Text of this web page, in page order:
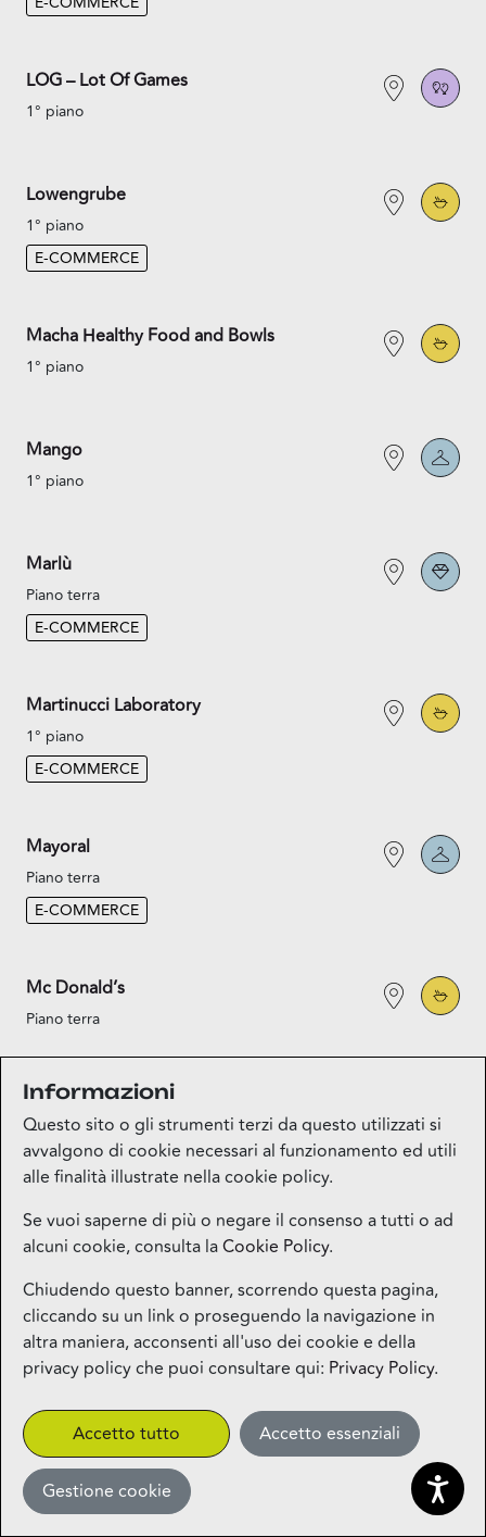
LOG – Lot Of Games
1° piano
Lowengrube
1° piano
E-COMMERCE
Macha Healthy Food and Bowls
1° piano
Mango
1° piano
Marlù
Piano terra
E-COMMERCE
Martinucci Laboratory
1° piano
E-COMMERCE
Mayoral
Piano terra
E-COMMERCE
Mc Donald’s
Piano terra
Medi-market
Piano terra
Mila Beauty Lounge
Piano terra
Milos – Greek Food – Coming
Soon
1° piano
CLICK&COLLECT
Miniso
Informazioni
Questo sito o gli strumenti terzi da questo utilizzati si
avvalgono di cookie necessari al funzionamento ed utili
alle finalità illustrate nella cookie policy.
Se vuoi saperne di più o negare il consenso a tutti o ad
alcuni cookie, consulta laCookie Policy.
Chiudendo questo banner, scorrendo questa pagina,
cliccando su un link o proseguendo la navigazione in
altra maniera, acconsenti all'uso dei cookie e della
privacy policy che puoi consultare qui: Privacy Policy.
Accetto tutto Accetto essenziali
Gestione cookie